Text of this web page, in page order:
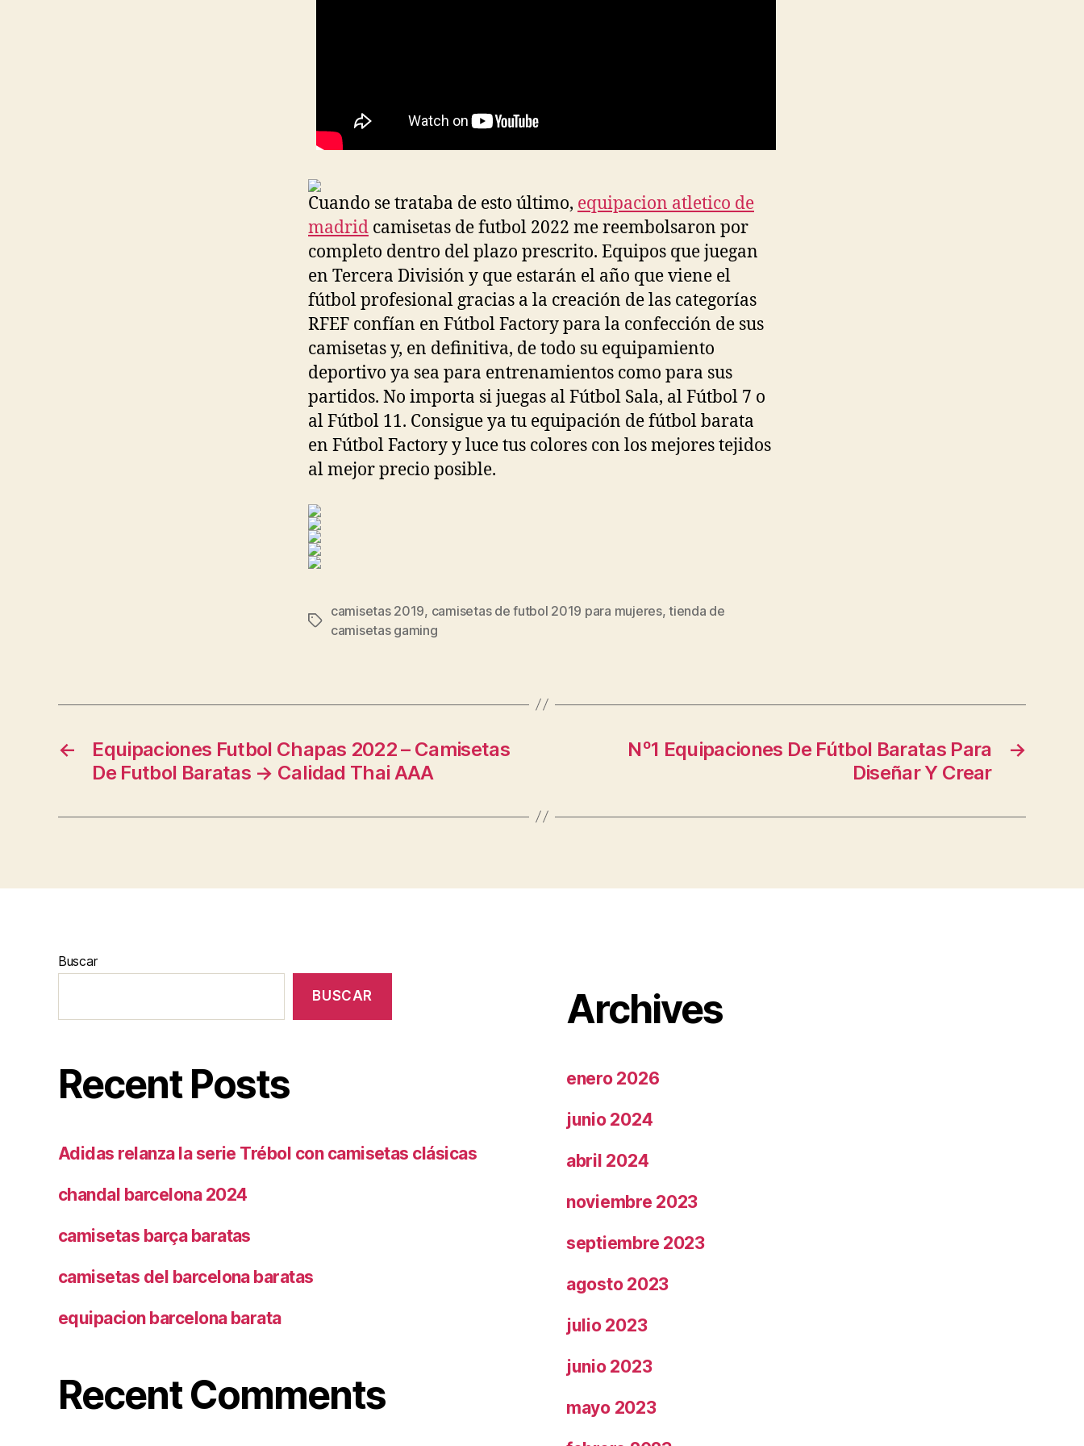
Cuando se trataba de esto último, equipacion atletico de
madrid camisetas de futbol 2022 me reembolsaron por
completo dentro del plazo prescrito. Equipos que juegan
en Tercera División y que estarán el año que viene el
fútbol profesional gracias a la creación de las categorías
RFEF confían en Fútbol Factory para la confección de sus
camisetas y, en definitiva, de todo su equipamiento
deportivo ya sea para entrenamientos como para sus
partidos. No importa si juegas al Fútbol Sala, al Fútbol 7 o
al Fútbol 11. Consigue ya tu equipación de fútbol barata
en Fútbol Factory y luce tus colores con los mejores tejidos
al mejor precio posible.
Etiquetas
camisetas 2019, camisetas de futbol 2019 para mujeres,tienda de
camisetas gaming
←
Equipaciones Futbol Chapas 2022 – Camisetas
De Futbol Baratas → Calidad Thai AAA
→
Nº1 Equipaciones De Fútbol Baratas Para
Diseñar Y Crear
Buscar
BUSCAR
Recent Posts
Adidas relanza la serie Trébol con camisetas clásicas
chandal barcelona 2024
camisetas barça baratas
camisetas del barcelona baratas
equipacion barcelona barata
Recent Comments
Archives
enero 2026
junio 2024
abril 2024
noviembre 2023
septiembre 2023
agosto 2023
julio 2023
junio 2023
mayo 2023